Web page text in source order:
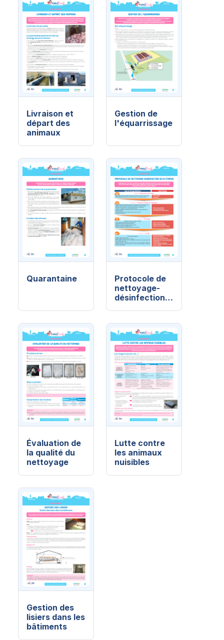
Livraison et
départ des
animaux
Gestion de
l'équarrissage
Quarantaine
Protocole de
nettoyage-
désinfection
Évaluation de
la qualité du
nettoyage
Lutte contre
les animaux
nuisibles
Gestion des
lisiers dans les
bâtiments